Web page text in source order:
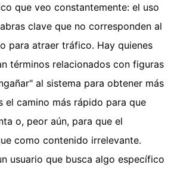
que veo constantemente: el uso
clave que no corresponden al
para atraer tráfico. Hay quienes
términos relacionados con figuras
al sistema para obtener más
el camino más rápido para que
o, peor aún, para que el
como contenido irrelevante.
usuario que busca algo específico